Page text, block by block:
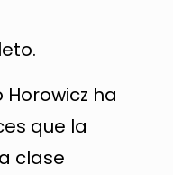
ha
que la
clase